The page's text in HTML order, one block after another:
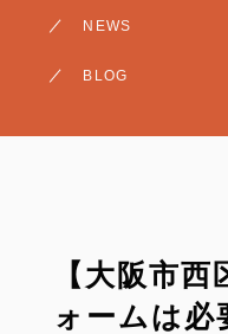
NEWS
BLOG
【大阪市
ォームは必